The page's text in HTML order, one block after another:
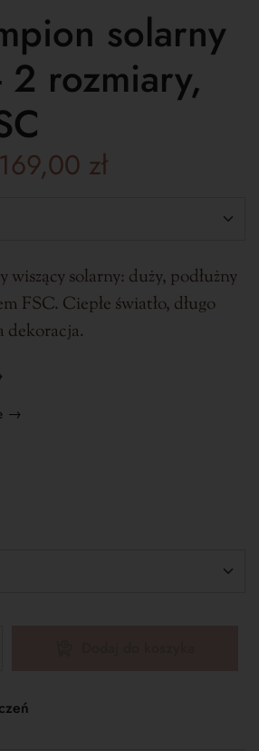
solarny
2 rozmiary,
169,00 zł
solarny: duży, podłużny
FSC. Ciepłe światło, długo
dekoracja.
→